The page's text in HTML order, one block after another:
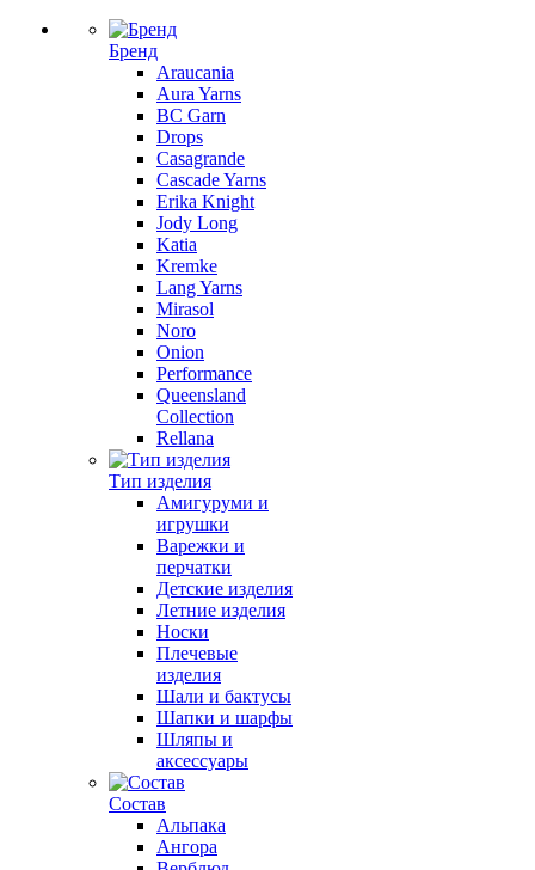
Бренд
Araucania
Aura Yarns
BC Garn
Drops
Casagrande
Cascade Yarns
Erika Knight
Jody Long
Katia
Kremke
Lang Yarns
Mirasol
Noro
Onion
Performance
Queensland
Collection
Rellana
Тип изделия
Амигуруми и
игрушки
Варежки и
перчатки
Детские изделия
Летние изделия
Носки
Плечевые
изделия
Шали и бактусы
Шапки и шарфы
Шляпы и
аксессуары
Состав
Альпака
Ангора